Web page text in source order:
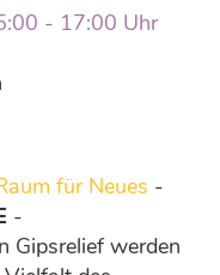
- 17:00 Uhr
für Neues -
-
Gipsrelief werden